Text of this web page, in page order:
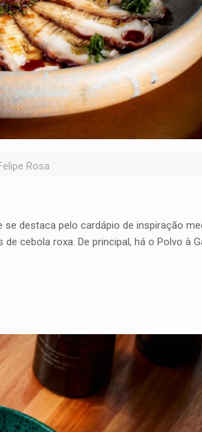
Rosa
destaca pelo cardápio de inspiração
cebola roxa. De principal, há o Polvo à